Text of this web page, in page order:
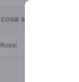
stai cercando
Rossi